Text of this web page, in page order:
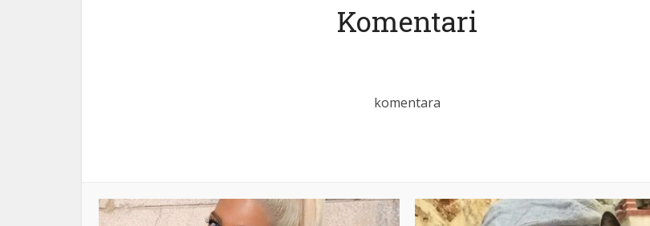
Komentari
komentara